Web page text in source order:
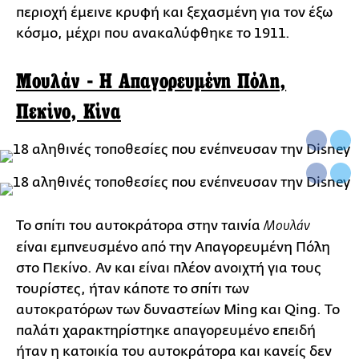
περιοχή έμεινε κρυφή και ξεχασμένη για τον έξω
κόσμο, μέχρι που ανακαλύφθηκε το 1911.
Μουλάν - Η Απαγορευμένη Πόλη,
Πεκίνο, Κίνα
Το σπίτι του αυτοκράτορα στην ταινία Μουλάν
είναι εμπνευσμένο από την Απαγορευμένη Πόλη
στο Πεκίνο. Αν και είναι πλέον ανοιχτή για τους
τουρίστες, ήταν κάποτε το σπίτι των
αυτοκρατόρων των δυναστείων Ming και Qing. Το
παλάτι χαρακτηρίστηκε απαγορευμένο επειδή
ήταν η κατοικία του αυτοκράτορα και κανείς δεν